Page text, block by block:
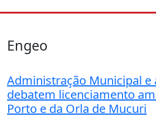
Engeo
Administração Municipal e
debatem licenciamento
Porto e da Orla de Mucuri